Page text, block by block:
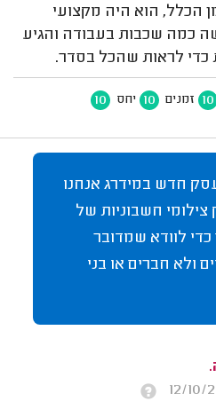
הכלל, הוא היה מקצועי
כמה שכבות בעבודה והגיע
כדי לראות שהכל בסדר.
10 זמנים 10 יחס 10
חדש במידרג אנחנו
חשבוניות של
לוודא שמדובר
ולא חברים או בני